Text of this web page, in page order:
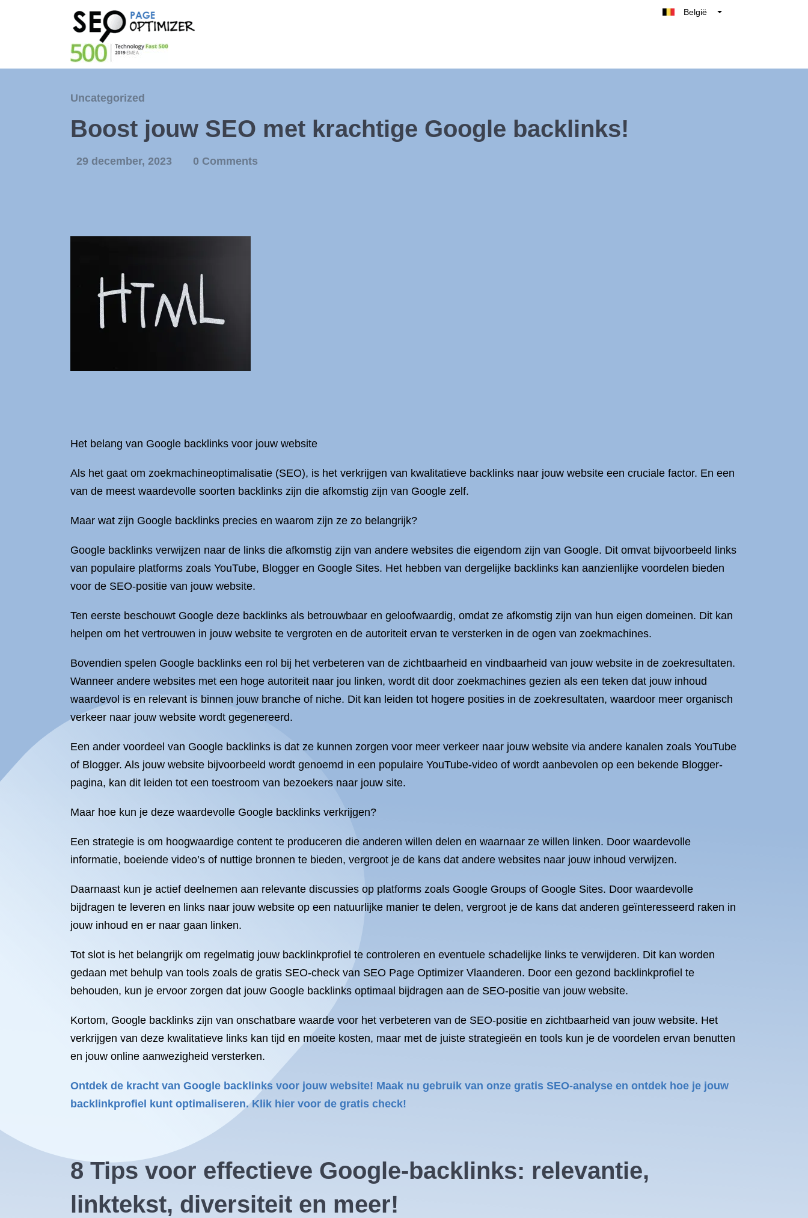
België
France
Uncategorized
Boost jouw SEO met krachtige Google backlinks!
29 december, 2023 0 Comments
Het belang van Google backlinks voor jouw website
Als het gaat om zoekmachineoptimalisatie (SEO), is het verkrijgen van kwalitatieve backlinks naar jouw website een cruciale factor. En een
van de meest waardevolle soorten backlinks zijn die afkomstig zijn van Google zelf.
Maar wat zijn Google backlinks precies en waarom zijn ze zo belangrijk?
Google backlinks verwijzen naar de links die afkomstig zijn van andere websites die eigendom zijn van Google. Dit omvat bijvoorbeeld links
van populaire platforms zoals YouTube, Blogger en Google Sites. Het hebben van dergelijke backlinks kan aanzienlijke voordelen bieden
voor de SEO-positie van jouw website.
Ten eerste beschouwt Google deze backlinks als betrouwbaar en geloofwaardig, omdat ze afkomstig zijn van hun eigen domeinen. Dit kan
helpen om het vertrouwen in jouw website te vergroten en de autoriteit ervan te versterken in de ogen van zoekmachines.
Bovendien spelen Google backlinks een rol bij het verbeteren van de zichtbaarheid en vindbaarheid van jouw website in de zoekresultaten.
Wanneer andere websites met een hoge autoriteit naar jou linken, wordt dit door zoekmachines gezien als een teken dat jouw inhoud
waardevol is en relevant is binnen jouw branche of niche. Dit kan leiden tot hogere posities in de zoekresultaten, waardoor meer organisch
verkeer naar jouw website wordt gegenereerd.
Een ander voordeel van Google backlinks is dat ze kunnen zorgen voor meer verkeer naar jouw website via andere kanalen zoals YouTube
of Blogger. Als jouw website bijvoorbeeld wordt genoemd in een populaire YouTube-video of wordt aanbevolen op een bekende Blogger-
pagina, kan dit leiden tot een toestroom van bezoekers naar jouw site.
Maar hoe kun je deze waardevolle Google backlinks verkrijgen?
Een strategie is om hoogwaardige content te produceren die anderen willen delen en waarnaar ze willen linken. Door waardevolle
informatie, boeiende video’s of nuttige bronnen te bieden, vergroot je de kans dat andere websites naar jouw inhoud verwijzen.
Daarnaast kun je actief deelnemen aan relevante discussies op platforms zoals Google Groups of Google Sites. Door waardevolle
bijdragen te leveren en links naar jouw website op een natuurlijke manier te delen, vergroot je de kans dat anderen geïnteresseerd raken in
jouw inhoud en er naar gaan linken.
Tot slot is het belangrijk om regelmatig jouw backlinkprofiel te controleren en eventuele schadelijke links te verwijderen. Dit kan worden
gedaan met behulp van tools zoals de gratis SEO-check van SEO Page Optimizer Vlaanderen. Door een gezond backlinkprofiel te
behouden, kun je ervoor zorgen dat jouw Google backlinks optimaal bijdragen aan de SEO-positie van jouw website.
Kortom, Google backlinks zijn van onschatbare waarde voor het verbeteren van de SEO-positie en zichtbaarheid van jouw website. Het
verkrijgen van deze kwalitatieve links kan tijd en moeite kosten, maar met de juiste strategieën en tools kun je de voordelen ervan benutten
en jouw online aanwezigheid versterken.
Ontdek de kracht van Google backlinks voor jouw website! Maak nu gebruik van onze gratis SEO-analyse en ontdek hoe je jouw
backlinkprofiel kunt optimaliseren. Klik hier voor de gratis check!
8 Tips voor effectieve Google-backlinks: relevantie,
linktekst, diversiteit en meer!